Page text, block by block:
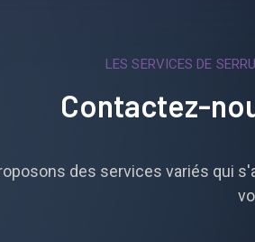
LES SERVICES DE
Contactez-
des services variés qui